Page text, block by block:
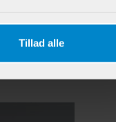
Tillad alle